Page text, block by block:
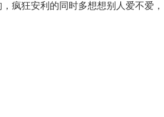
疯狂安利的同时多想想别人爱不爱，